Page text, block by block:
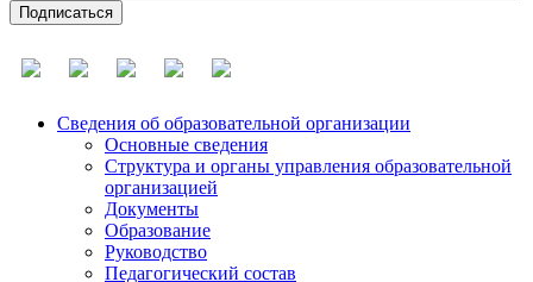
Сведения об образовательной организации
Основные сведения
Структура и органы управления образовательной
организацией
Документы
Образование
Руководство
Педагогический состав